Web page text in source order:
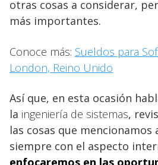
otras cosas a considerar,
más importantes.
Conoce más: Sueldos para
London, Reino Unido
Así que, en esta ocasión
la ingeniería de sistemas,
las cosas que mencionamos
siempre con el aspecto
enfocaremos en las